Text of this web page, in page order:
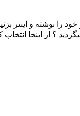
را نوشته و اینتر
؟ از اینجا انتخاب